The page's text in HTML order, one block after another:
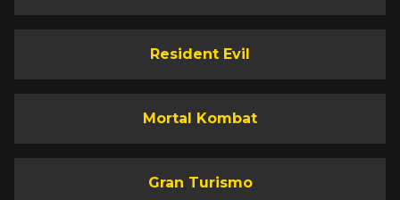
Resident Evil
Mortal Kombat
Gran Turismo